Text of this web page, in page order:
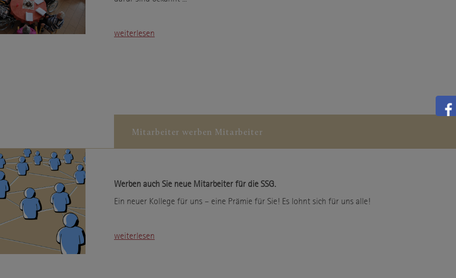
Cookie Name
Cookie Laufzeit
weiterlesen
Mitarbeiter werben Mitarbeiter
Werben auch Sie neue Mitarbeiter für die SSG.
Ein neuer Kollege für uns – eine Prämie für Sie! Es lohnt sich für uns alle!
weiterlesen